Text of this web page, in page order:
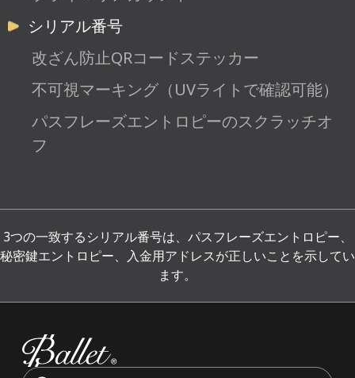
シリアル番号
改ざん防止QRコードステッカー
不可視マーキング（UVライトで確認可能）
パスフレーズエントロピーのスクラッチオ
フ
3つの一致するシリアル番号は、パスフレーズエントロピー、
秘密鍵エントロピー、入金用アドレスが正しいことを示してい
ます。